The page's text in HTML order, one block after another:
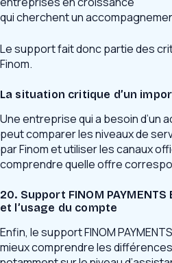
qui cherchent un
Le support fait donc partie des
Finom.
La situation critique d’un
Une entreprise qui a besoin d’un
peut comparer les niveaux de
par Finom et utiliser les canaux
comprendre quelle offre
20. Support FINOM
et l’usage du compte
Enfin, le support FINOM
mieux comprendre les